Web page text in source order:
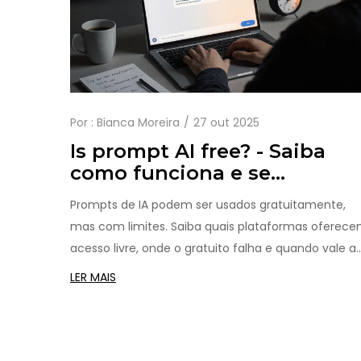
Por : Bianca Moreira 27 out 2025
Is prompt AI free? - Saiba
como funciona e se
realmente não custa nada
Prompts de IA podem ser usados gratuitamente,
mas com limites. Saiba quais plataformas
acesso livre, onde o gratuito falha e quando vale a
pena pagar por uma versão avançada.
LER MAIS